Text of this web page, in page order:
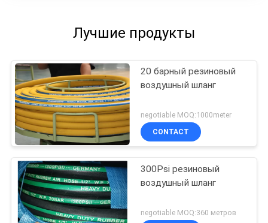
Лучшие продукты
20 барный резиновый
воздушный шланг
negotiable MOQ:1000meter
CONTACT
300Psi резиновый
воздушный шланг
negotiable MOQ:360 метров